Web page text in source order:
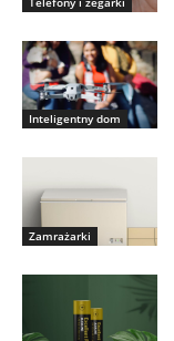
Inteligentny dom
Zamrażarki